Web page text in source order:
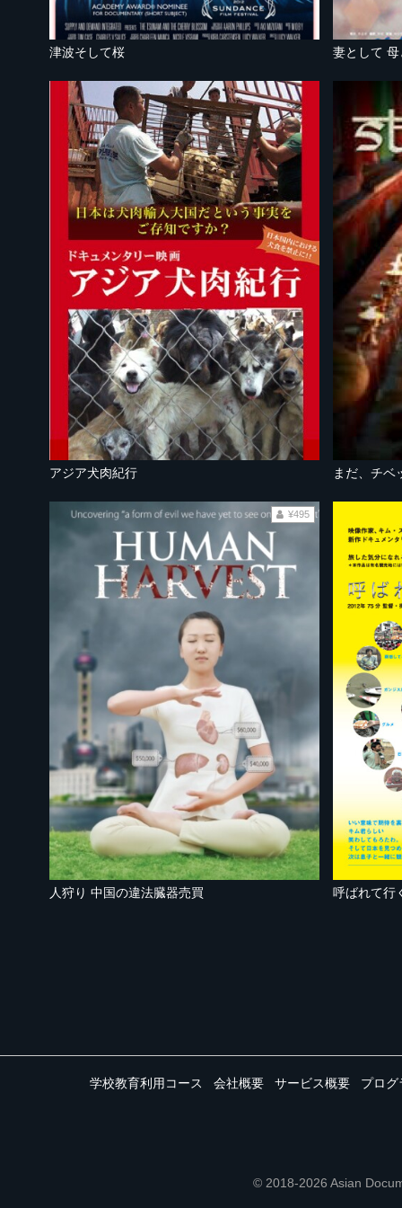
津波そして桜 妻として
アジア犬肉紀行
人狩り 中国の違法臓器売買
¥495
呼ばれて行
学校教育利用コース 会社概要 サービス概要 プログ
© 2018-2026 Asian